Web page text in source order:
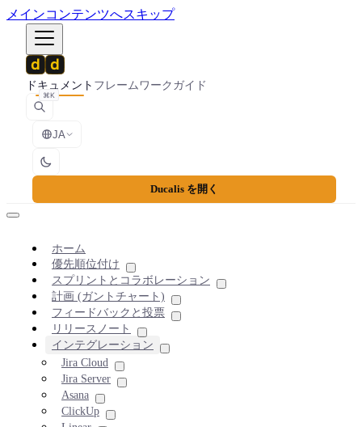
メインコンテンツへスキップ
ドキュメント フレームワークガイド
⌘K
JA
Ducalis を開く
ホーム
優先順位付け
スプリントとコラボレーション
計画 (ガントチャート)
フィードバックと投票
リリースノート
インテグレーション
Jira Cloud
Jira Server
Asana
ClickUp